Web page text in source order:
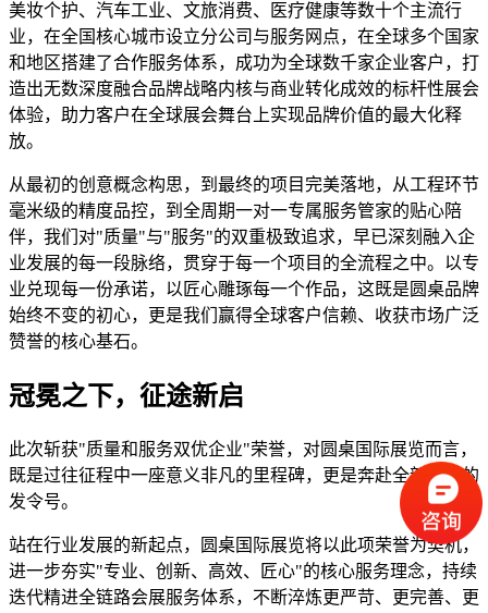
美妆个护、汽车工业、文旅消费、医疗健康等数十个主流行
业，在全国核心城市设立分公司与服务网点，在全球多个国家
和地区搭建了合作服务体系，成功为全球数千家企业客户，打
造出无数深度融合品牌战略内核与商业转化成效的标杆性展会
体验，助力客户在全球展会舞台上实现品牌价值的最大化释
放。
从最初的创意概念构思，到最终的项目完美落地，从工程环节
毫米级的精度品控，到全周期一对一专属服务管家的贴心陪
伴，我们对"质量"与"服务"的双重极致追求，早已深刻融入企
业发展的每一段脉络，贯穿于每一个项目的全流程之中。以专
业兑现每一份承诺，以匠心雕琢每一个作品，这既是圆桌品牌
始终不变的初心，更是我们赢得全球客户信赖、收获市场广泛
赞誉的核心基石。
冠冕之下，征途新启
此次斩获"质量和服务双优企业"荣誉，对圆桌国际展览而言，
既是过往征程中一座意义非凡的里程碑，更是奔赴全新未来的
发令号。
站在行业发展的新起点，圆桌国际展览将以此项荣誉为契机，
进一步夯实"专业、创新、高效、匠心"的核心服务理念，持续
迭代精进全链路会展服务体系，不断淬炼更严苛、更完善、更